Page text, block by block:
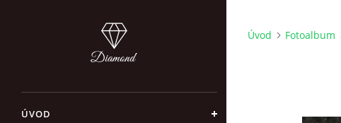
ÚVOD
Úvod Fotoalbum